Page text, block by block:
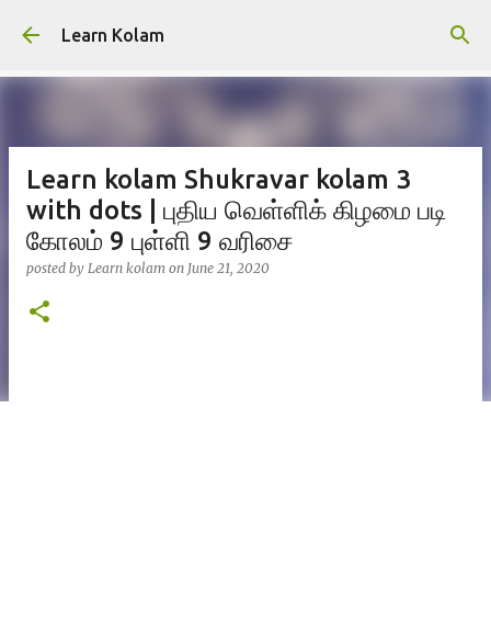
Learn Kolam
Learn kolam Shukravar kolam 3
with dots | புதிய வெள்ளிக் கிழமை படி
கோலம் 9 புள்ளி 9 வரிசை
posted by Learn kolam on June 21, 2020